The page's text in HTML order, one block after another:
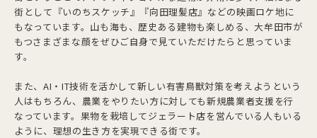
街として『いのちスケッチ』『向田理髪店』などの映画ロケ地に
もなっています。山も海も、歴史ある建物も楽しめる、大牟田市が
もつさまざまな顔をぜひご自身で見ていただけたらと思っていま
す。
また、AI・IT技術を活かして新しい有害鳥獣対策を考えようという
人はもちろん、農業をやりたい方に対しても新規農業者支援を行
なっています。果物を栽培してジェラート店を営んでいる人もいる
ように、理想の生き方を実現できる街です。